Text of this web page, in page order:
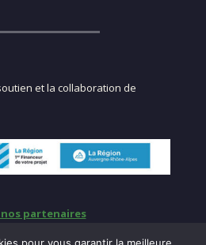
et la collaboration de
partenaires